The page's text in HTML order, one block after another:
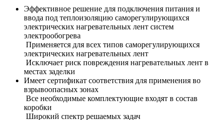
Эффективное решение для подключения питания и
ввода под теплоизоляцию саморегулирующихся
электрических нагревательных лент систем
электрообогрева
Применяется для всех типов саморегулирующихся
электрических нагревательных лент
Исключает риск повреждения нагревательных лент в
местах заделки
Имеет сертификат соответствия для применения во
взрывоопасных зонах
Все необходимые комплектующие входят в состав
коробки
Широкий спектр решаемых задач